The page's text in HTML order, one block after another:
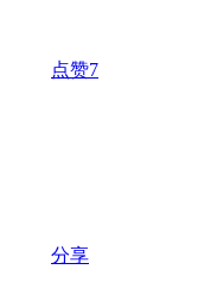
点赞7
分享